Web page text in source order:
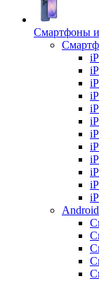
Смартфоны и